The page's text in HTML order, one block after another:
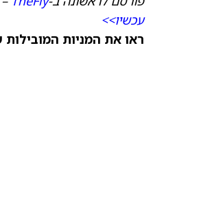
עכשיו>>
ראו את המניות